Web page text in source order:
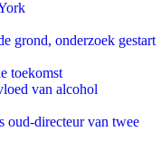
grond, onderzoek gestart
toekomst
van alcohol
oud-directeur van twee